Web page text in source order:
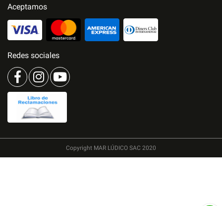
Aceptamos
Redes sociales
Copyright MAR LÚDICO SAC 2020